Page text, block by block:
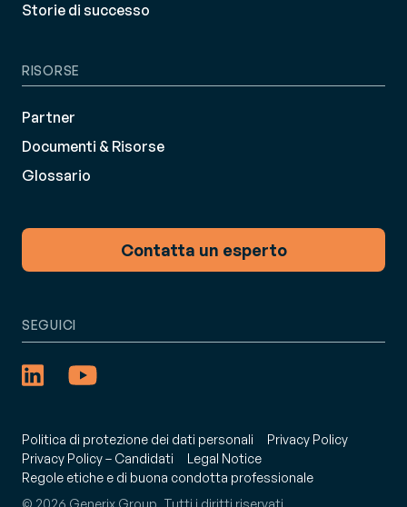
Storie di successo
RISORSE
Partner
Documenti & Risorse
Glossario
Contatta un esperto
Politica di protezione dei dati personali
Privacy Policy
Privacy Policy – Candidati
Legal Notice
Regole etiche e di buona condotta professionale
SEGUICI